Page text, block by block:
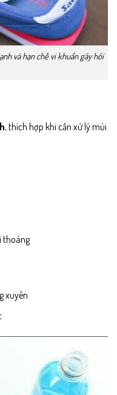
và hạn chế vi khuẩn gây hôi
, thích hợp khi cần xử lý mùi
thoáng
xuyên